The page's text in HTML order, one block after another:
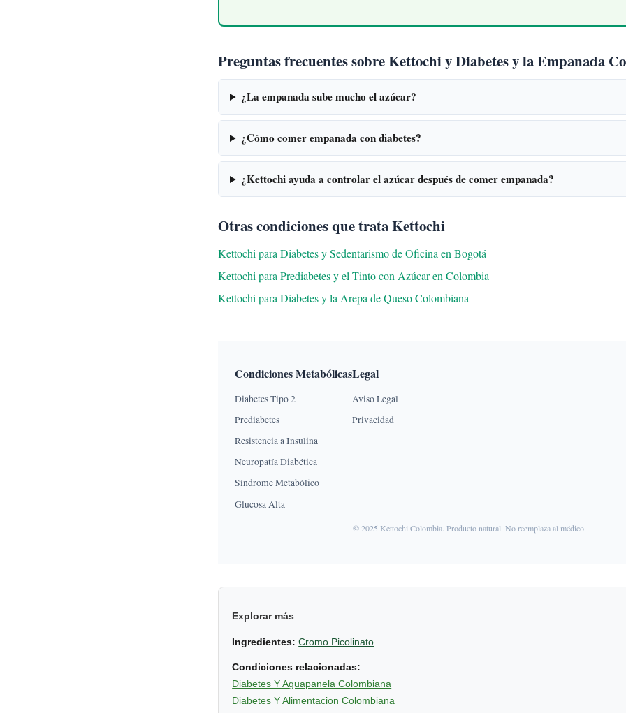
Preguntas frecuentes sobre Kettochi y Diabetes y la Empanada
¿La empanada sube mucho el azúcar?
¿Cómo comer empanada con diabetes?
¿Kettochi ayuda a controlar el azúcar después de comer empanada?
Otras condiciones que trata Kettochi
Kettochi para Diabetes y Sedentarismo de Oficina en Bogotá
Kettochi para Prediabetes y el Tinto con Azúcar en Colombia
Kettochi para Diabetes y la Arepa de Queso Colombiana
Condiciones Metabólicas
Diabetes Tipo 2
Prediabetes
Resistencia a Insulina
Neuropatía Diabética
Síndrome Metabólico
Glucosa Alta
Legal
Aviso Legal
Privacidad
© 2025 Kettochi Colombia. Producto natural. No reemplaza al médico.
Explorar más
Ingredientes: Cromo Picolinato
Condiciones relacionadas:
Diabetes Y Aguapanela Colombiana
Diabetes Y Alimentacion Colombiana